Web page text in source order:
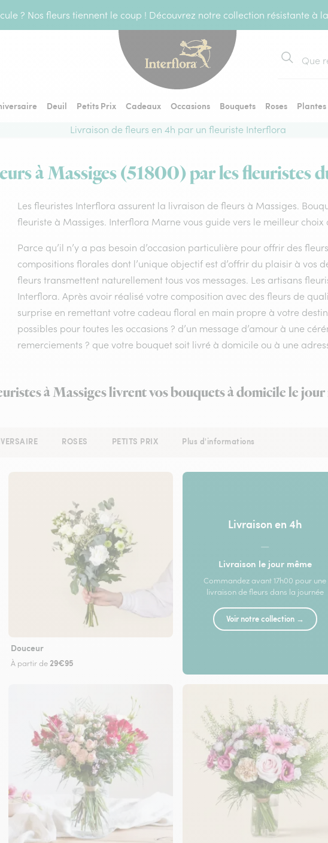
? Nos fleurs tiennent le coup ! Découvrez notre collection résistante à
Rechercher
Deuil Petits Prix Cadeaux Occasions Bouquets Roses Plantes
Livraison de fleurs en 4h par un fleuriste Interflora
à Massiges (51800) par les fleuristes
Les fleuristes Interflora assurent la livraison de fleurs à Massiges.
fleuriste à Massiges. Interflora Marne vous guide vers le meilleur choix
Parce qu’il n’y a pas besoin d’occasion particulière pour offrir des
compositions florales dont l’unique objectif est d’offrir du plaisir à vos
fleurs transmettent naturellement tous vos messages. Les artisans
Interflora. Après avoir réalisé votre composition avec des fleurs de
surprise en remettant votre cadeau floral en main propre à votre
possibles pour toutes les occasions ? d’un message d’amour à une
remerciements ? que votre bouquet soit livré à domicile ou à une
à Massiges livrent vos bouquets à domicile le
ROSES PETITS PRIX Plus d'informations
Douceur
À partir de 29€95
Livraison en 4h
—
Livraison le jour même
Commandez avant 17h00 pour une
livraison de fleurs dans la journée
Voir notre collection →